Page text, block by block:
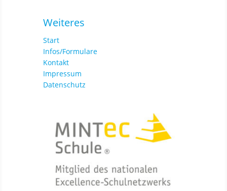
Weiteres
Start
Infos/Formulare
Kontakt
Impressum
Datenschutz